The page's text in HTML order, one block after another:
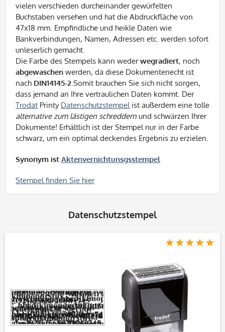
vielen verschieden durcheinander gewürfelten
Buchstaben versehen und hat die Abdruckfläche von
47x18 mm. Empfindliche und heikle Daten wie
Bankverbindungen, Namen, Adressen etc. werden sofort
unleserlich gemacht.
Die Farbe des Stempels kann wederwegradiert, noch
abgewaschen werden, da diese Dokumentenecht ist
nach DIN14145-2 .Somit brauchen Sie sich nicht sorgen,
dass jemand an Ihre vertraulichen Daten kommt. Der
Trodat Printy Datenschutzstempel ist außerdem eine tolle
alternative zum lästigen schreddern und schwärzen Ihrer
Dokumente! Erhältlich ist der Stempel nur in der Farbe
schwarz, um ein optimal deckendes Ergebnis zu erzielen.
Synonym ist Aktenvernichtunsgsstempel
Stempel finden Sie hier
Datenschutzstempel